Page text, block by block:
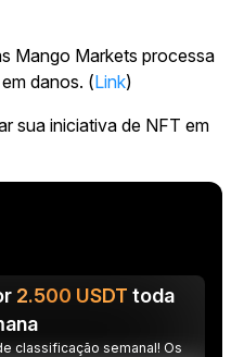
Mango Markets processa
danos. (Link)
sua iniciativa de NFT em
2.500 USDT toda
classificação semanal! Os